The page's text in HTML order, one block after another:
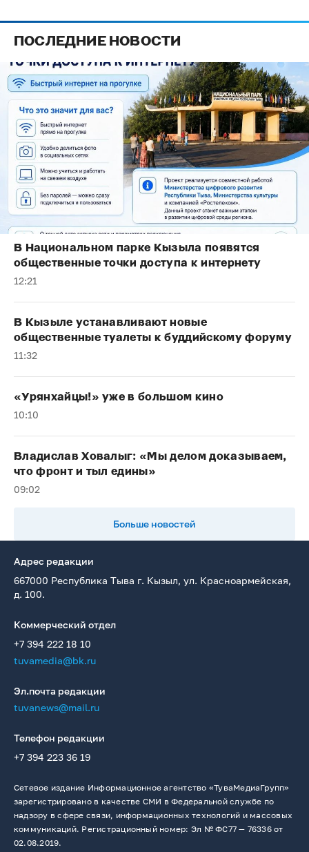
ПОСЛЕДНИЕ НОВОСТИ
В Национальном парке Кызыла появятся
общественные точки доступа к интернету
12:21
В Кызыле устанавливают новые
общественные туалеты к буддийскому форуму
11:32
«Урянхайцы!» уже в большом кино
10:10
Владислав Ховалыг: «Мы делом доказываем,
что фронт и тыл едины»
09:02
Больше новостей
Адрес редакции
667000 Республика Тыва г. Кызыл, ул. Красноармейская,
д. 100.
Коммерческий отдел
+7 394 222 18 10
tuvamedia@bk.ru
Эл.почта редакции
tuvanews@mail.ru
Телефон редакции
+7 394 223 36 19
Сетевое издание Информационное агентство «ТуваМедиаГрупп»
зарегистрировано в качестве СМИ в Федеральной службе по
надзору в сфере связи, информационных технологий и массовых
коммуникаций. Регистрационный номер: Эл № ФС77 — 76336 от
02.08.2019.